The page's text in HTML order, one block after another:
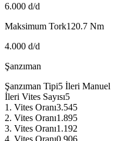
6.000 d/d
Maksimum Tork120.7 Nm
4.000 d/d
Şanzıman
Şanzıman Tipi5 İleri Manuel
İleri Vites Sayısı5
1. Vites Oranı3.545
2. Vites Oranı1.895
3. Vites Oranı1.192
4. Vites Oranı0.906